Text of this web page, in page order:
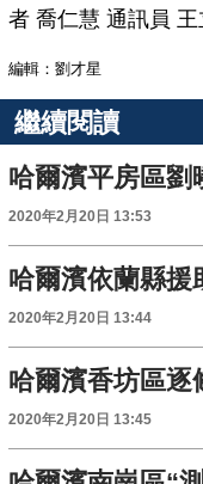
者 喬仁慧 通訊員 王
編輯：劉才星
繼續閱讀
2020年2月20日 13:53
哈爾濱依蘭縣援
2020年2月20日 13:44
2020年2月20日 13:45